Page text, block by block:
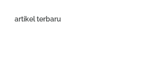
artikel terbaru